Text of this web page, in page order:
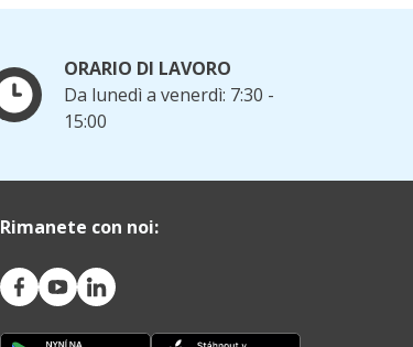
ORARIO DI LAVORO
Da lunedì a venerdì: 7:30 -
15:00
Rimanete con noi: